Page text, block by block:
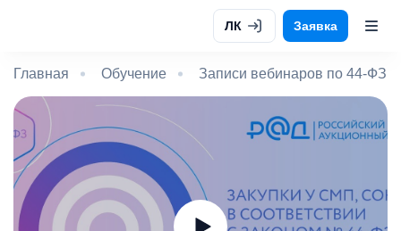
ЛК Заявка
Главная Обучение Записи вебинаров по 44-ФЗ